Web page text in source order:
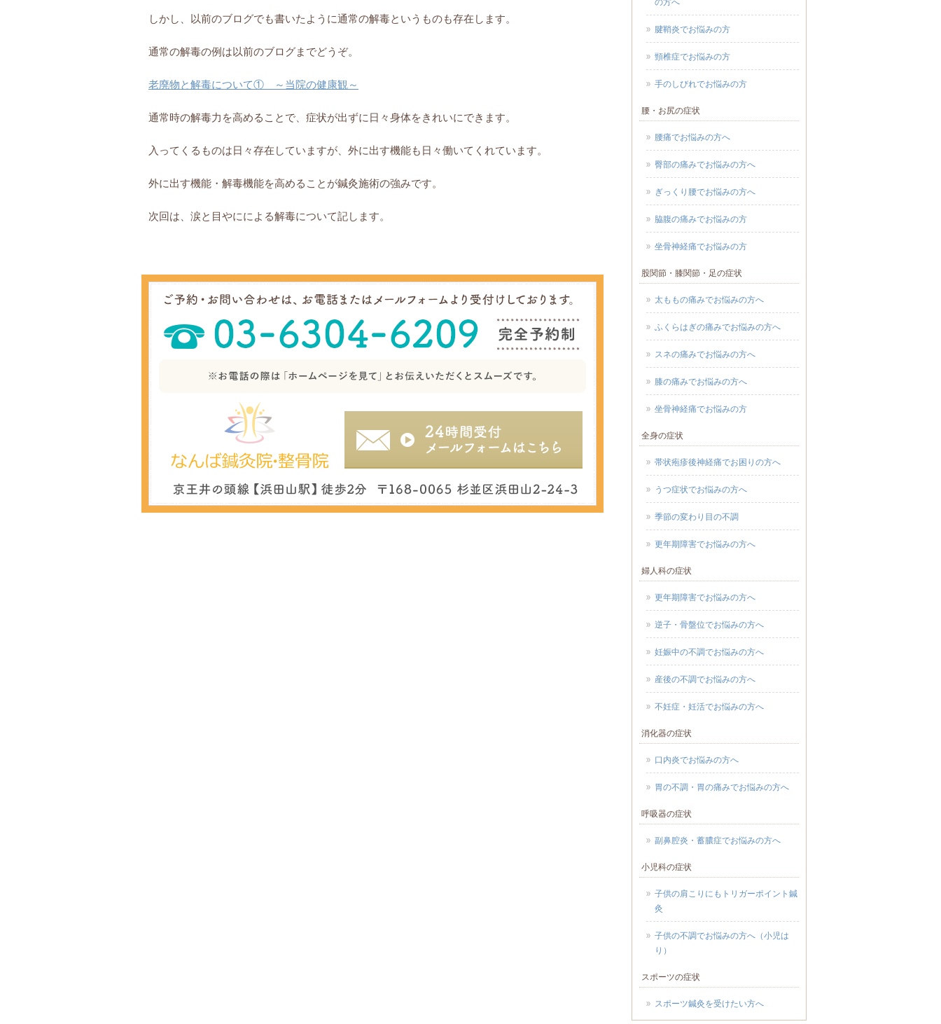
しかし、 以前のブログでも書いたように通常の解毒というものも存在します。
通常の解毒の例は以前のブログまでどうぞ。
老廃物と解毒について① ～当院の健康観～
通常時の解毒力を高めることで、症状が出ずに日々身体をきれいにでき ます。
入ってくるものは日々存在していますが、外に出す機能も日々働いてくれています。
外に出す機能・解毒機能を高めることが鍼灸施術の強みです。
次回は、涙と目やにによる解毒について記します。
の方へ
腱鞘炎でお悩みの方
頸椎症でお悩みの方
手のしびれでお悩みの方
腰・お尻の症状
腰痛でお悩みの方へ
臀部の痛みでお悩みの方へ
ぎっくり腰でお悩みの方へ
脇腹の痛みでお悩みの方
坐骨神経痛でお悩みの方
股関節・膝関節・足の症状
太ももの痛みでお悩みの方へ
ふくらはぎの痛みでお悩みの方へ
スネの痛みでお悩みの方へ
膝の痛みでお悩みの方へ
坐骨神経痛でお悩みの方
全身の症状
帯状疱疹後神経痛でお困りの方へ
うつ症状でお悩みの方へ
季節の変わり目の不調
更年期障害でお悩みの方へ
婦人科の症状
更年期障害でお悩みの方へ
逆子・骨盤位でお悩みの方へ
妊娠中の不調でお悩みの方へ
産後の不調でお悩みの方へ
不妊症・妊活でお悩みの方へ
消化器の症状
口内炎でお悩みの方へ
胃の不調・胃の痛みでお悩みの方へ
呼吸器の症状
副鼻腔炎・蓄膿症でお悩みの方へ
小児科の症状
子供の肩こりにもトリガーポイント鍼
灸
子供の不調でお悩みの方へ（小児は
り）
スポーツの症状
スポーツ鍼灸を受けたい方へ